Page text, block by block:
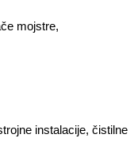
mojstre,
instalacije, čistilne